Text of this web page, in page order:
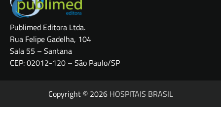
Publimed Editora Ltda.
Rua Felipe Gadelha, 104
Sala 55 – Santana
CEP: 02012-120 – São Paulo/SP
Copyright © 2026 HOSPITAIS BRASIL